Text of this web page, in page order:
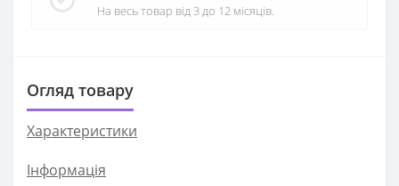
На весь товар від 3 до 12 місяців.
Огляд товару
Характеристики
Iнформація